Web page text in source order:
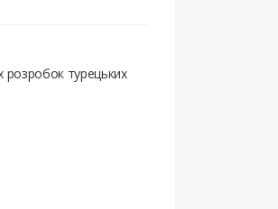
розробок турецьких